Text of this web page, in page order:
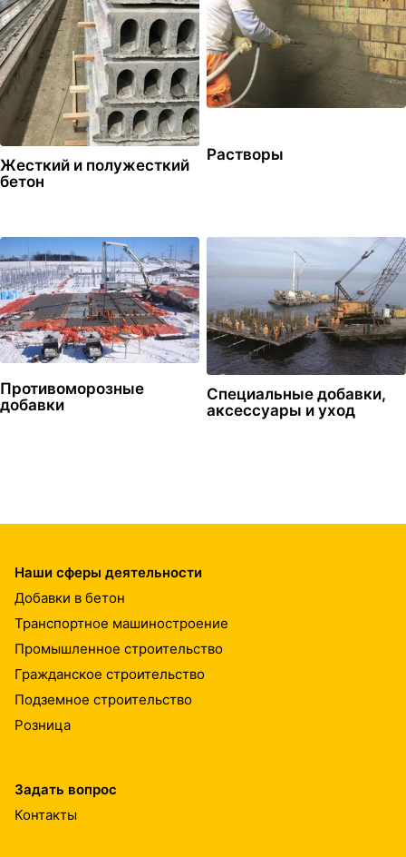
Жесткий и полужесткий
бетон
Растворы
Противоморозные
добавки
Специальные добавки,
аксессуары и уход
Наши сферы деятельности
Добавки в бетон
Транспортное машиностроение
Промышленное строительство
Гражданское строительство
Подземное строительство
Розница
Задать вопрос
Контакты